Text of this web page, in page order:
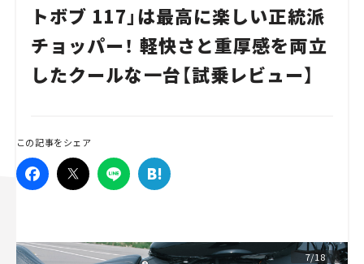
トボブ 117」は最高に楽しい正統派
チョッパー！ 軽快さと重厚感を両立
したクールな一台【試乗レビュー】
この記事をシェア
7/18
Traffic
Special
Campaign
人気のハッシュタグ
スズキ ジムニー｜Suzuki Jimny